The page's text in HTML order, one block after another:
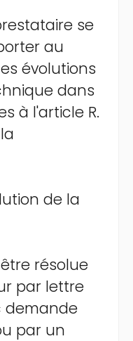
se
au
évolutions
dans
à l'article R.
de la
résolue
par lettre
demande
par un